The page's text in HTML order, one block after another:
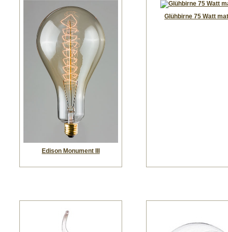
Edison Monument III
Glühbirne 75 Watt